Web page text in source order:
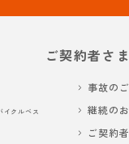
イクルベス
ご契約者さ
事故の
継続の
ご契約